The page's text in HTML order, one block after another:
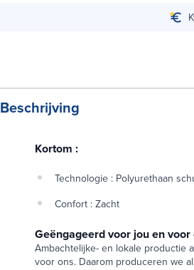
Beschrijving
Kortom :
Technologie : Polyurethaan
Confort : Zacht
Geëngageerd voor jou en
Ambachtelijke- en lokale productie
voor ons. Daarom produceren we